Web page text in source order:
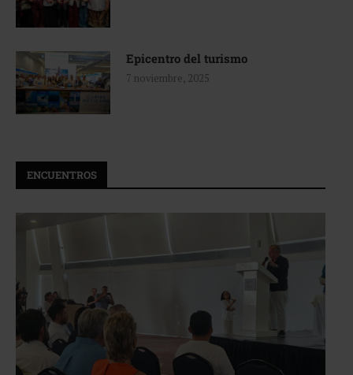
Epicentro del turismo
7 noviembre, 2025
ENCUENTROS